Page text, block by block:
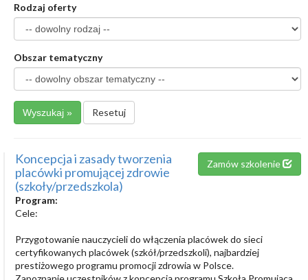
Rodzaj oferty
Obszar tematyczny
Resetuj
Koncepcja i zasady tworzenia
placówki promującej zdrowie
(szkoły/przedszkola)
Zamów szkolenie
Program:
Cele:
Przygotowanie nauczycieli do włączenia placówek do sieci
certyfikowanych placówek (szkół/przedszkoli), najbardziej
prestiżowego programu promocji zdrowia w Polsce.